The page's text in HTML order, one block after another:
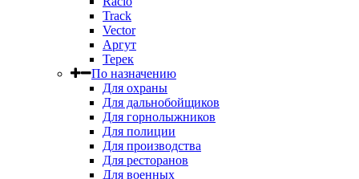
Track
Vector
Аргут
Терек
По назначению
Для охраны
Для дальнобойщиков
Для горнолыжников
Для полиции
Для производства
Для ресторанов
Для военных